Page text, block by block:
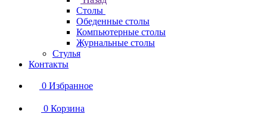
Столы
Обеденные столы
Компьютерные столы
Журнальные столы
Стулья
Контакты
0 Избранное
0 Корзина